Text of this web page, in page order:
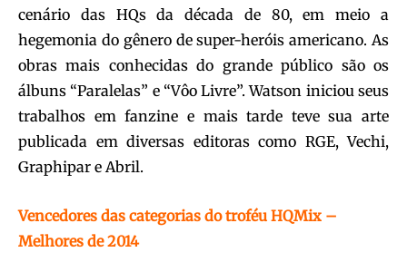
cenário das HQs da década de 80, em meio a
hegemonia do gênero de super-heróis americano. As
obras mais conhecidas do grande público são os
álbuns “Paralelas” e “Vôo Livre”. Watson iniciou seus
trabalhos em fanzine e mais tarde teve sua arte
publicada em diversas editoras como RGE, Vechi,
Graphipar e Abril.
Vencedores das categorias do troféu HQMix –
Melhores de 2014